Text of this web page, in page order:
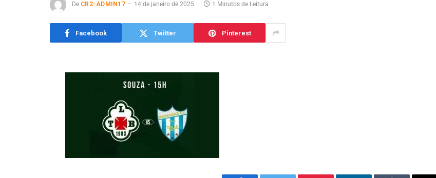
De CR2-ADMIN17 14 de janeiro de 2025 1 Minutos de Leitura
Facebook Twitter Pinterest